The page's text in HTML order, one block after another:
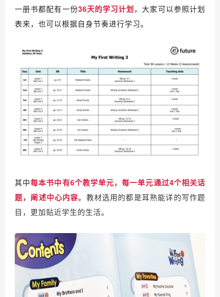
一册书都配有一份36天的学习计划，大家可以参照计划
表来，也可以根据自身节奏进行学习。
其中每本书中有6个教学单元，每一单元通过4个相关话
题，阐述中心内容。 教材选用的都是耳熟能详的写作题
目，更加贴近学生的生活。